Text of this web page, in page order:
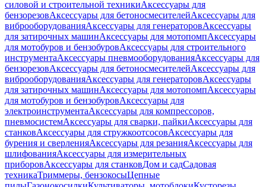
силовой и строительной техникиАксессуары для
бензорезовАксессуары для бетоносмесителейАксессуары для
виброоборудованияАксессуары для генераторовАксессуары
для затирочных машинАксессуары для мотопомпАксессуары
для мотобуров и бензобуровАксессуары для строительного
инструментаАксессуары пневмооборудованияАксессуары для
бензорезовАксессуары для бетоносмесителейАксессуары для
виброоборудованияАксессуары для генераторовАксессуары
для затирочных машинАксессуары для мотопомпАксессуары
для мотобуров и бензобуровАксессуары для
электроинструментаАксессуары для компрессоров,
пневмосистемАксессуары для сварки, пайкиАксессуары для
станковАксессуары для стружкоотсосовАксессуары для
бурения и сверленияАксессуары для резанияАксессуары для
шлифованияАксессуары для измерительных
приборовАксессуары для станковДом и садСадовая
техникаТриммеры, бензокосыЦепные